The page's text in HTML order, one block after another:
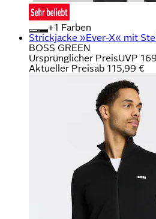
+
Farben
Strickjacke »Ever-X« mit
BOSS GREEN
Ursprünglicher PreisUVP
Aktueller Preisab 115,99 €